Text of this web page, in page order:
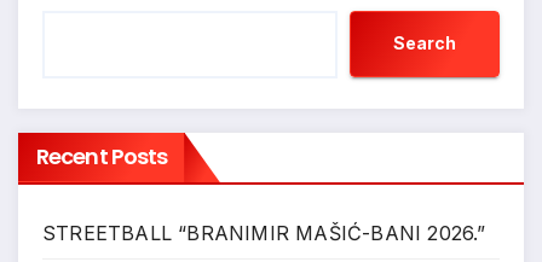
Search
Recent Posts
STREETBALL “BRANIMIR MAŠIĆ-BANI 2026.”